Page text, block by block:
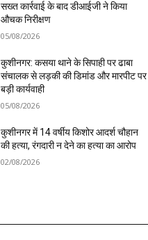
सख्त कार्रवाई के बाद डीआईजी ने किया
औचक निरीक्षण
05/08/2026
कुशीनगर: कसया थाने के सिपाही पर ढाबा
संचालक से लड़की की डिमांड और मारपीट पर
बड़ी कार्यवाही
05/08/2026
कुशीनगर में 14 वर्षीय किशोर आदर्श चौहान
की हत्या, रंगदारी न देने का हत्या का आरोप
02/08/2026